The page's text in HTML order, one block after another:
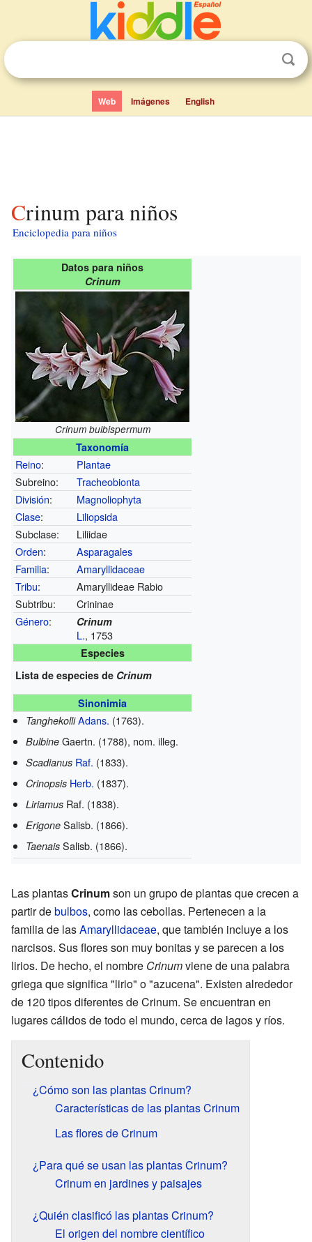
Web Imágenes English
Crinum para niños
Enciclopedia para niños
Datos para niños
Crinum
Crinum bulbispermum
Taxonomía
Reino:
Plantae
Subreino:
Tracheobionta
División:
Magnoliophyta
Clase:
Liliopsida
Subclase:
Liliidae
Orden:
Asparagales
Familia:
Amaryllidaceae
Tribu:
Amaryllideae Rabio
Subtribu:
Crininae
Género: Crinum
L., 1753
Especies
Lista de especies de Crinum
Sinonimia
Tanghekolli Adans. (1763).
BulbineGaertn. (1788), nom. illeg.
Scadianus Raf. (1833).
Crinopsis Herb. (1837).
LiriamusRaf. (1838).
ErigoneSalisb. (1866).
TaenaisSalisb. (1866).
Las plantasCrinumson un grupo de plantas que crecen a
partir debulbos, como las cebollas. Pertenecen a la
familia de lasAmaryllidaceae, que también incluye a los
narcisos. Sus flores son muy bonitas y se parecen a los
lirios. De hecho, el nombre Crinumviene de una palabra
griega que significa "lirio" o "azucena". Existen alrededor
de 120 tipos diferentes de Crinum. Se encuentran en
lugares cálidos de todo el mundo, cerca de lagos y ríos.
Contenido
¿Cómo son las plantas Crinum?
Características de las plantas Crinum
Las flores de Crinum
¿Para qué se usan las plantas Crinum?
Crinum en jardines y paisajes
¿Quién clasificó las plantas Crinum?
El origen del nombre científico